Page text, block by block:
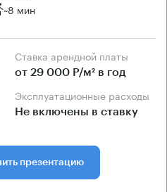
~8 мин
Ставка арендной платы
от 29 000 Р/м² в год
Эксплуатационные расходы
Не включены в ставку
презентацию